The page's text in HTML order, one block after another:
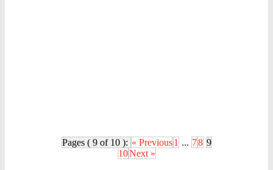
Pages ( 9 of 10 ): « Previous 1 ... 78 9
10Next »